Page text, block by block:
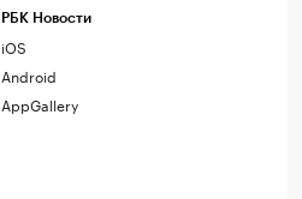
РБК Новости
iOS
Android
AppGallery